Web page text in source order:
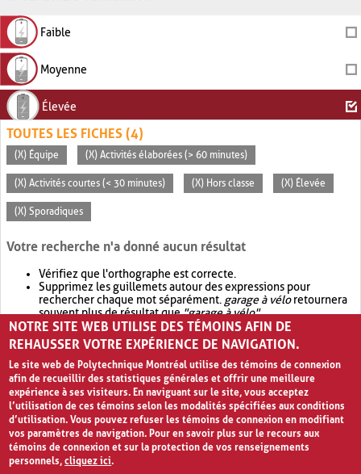
Faible
Moyenne
Élevée
TOUTES LES FICHES (4)
(X) Équipe (X) Activités élaborées (> 60 minutes)
(X) Activités courtes (< 30 minutes) (X) Hors classe (X) Élevée
(X) Sporadiques
Votre recherche n'a donné aucun résultat
Vérifiez que l'orthographe est correcte.
Supprimez les guillemets autour des expressions pour
rechercher chaque mot séparément. garage à véloretournera
souvent plus de résultat que"garage à vélo".
Envisagez d'élargir votre recherche avec OR.garage OR vélo
retournera souvent plus de résultat quegarage à vélo
NOTRE SITE WEB UTILISE DES TÉMOINS AFIN DE
REHAUSSER VOTRE EXPÉRIENCE DE NAVIGATION.
Le site web de Polytechnique Montréal utilise des témoins de connexion
afin de recueillir des statistiques générales et offrir une meilleure
expérience à ses visiteurs. En naviguant sur le site, vous acceptez
l’utilisation de ces témoins selon les modalités spécifiées aux conditions
d’utilisation. Vous pouvez refuser les témoins de connexion en modifiant
vos paramètres de navigation. Pour en savoir plus sur le recours aux
témoins de connexion et sur la protection de vos renseignements
personnels,cliquez ici.